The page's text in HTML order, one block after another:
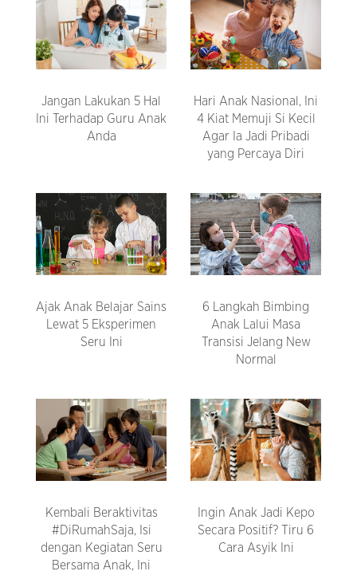
Jangan Lakukan 5 Hal
Ini Terhadap Guru Anak
Anda
Hari Anak Nasional, Ini
4 Kiat Memuji Si Kecil
Agar Ia Jadi Pribadi
yang Percaya Diri
Ajak Anak Belajar Sains
Lewat 5 Eksperimen
Seru Ini
6 Langkah Bimbing
Anak Lalui Masa
Transisi Jelang New
Normal
Kembali Beraktivitas
#DiRumahSaja, Isi
dengan Kegiatan Seru
Bersama Anak, Ini
Ingin Anak Jadi Kepo
Secara Positif? Tiru 6
Cara Asyik Ini